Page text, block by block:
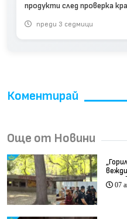
продукти след проверка
преди 3 седмици
Коментирай
Още от Новини
07